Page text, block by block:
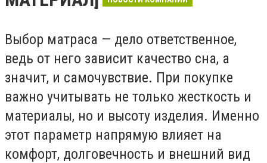
Выбор матраса — дело ответственное,
ведь от него зависит качество сна, а
значит, и самочувствие. При покупке
важно учитывать не только жесткость и
материалы, но и высоту изделия. Именно
этот параметр напрямую влияет на
комфорт, долговечность и внешний вид